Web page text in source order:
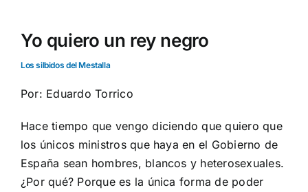
Yo quiero un rey negro
Los silbidos del Mestalla
Por: Eduardo Torrico
Hace tiempo que vengo diciendo que quiero que
los únicos ministros que haya en el Gobierno de
España sean hombres, blancos y heterosexuales.
¿Por qué? Porque es la única forma de poder